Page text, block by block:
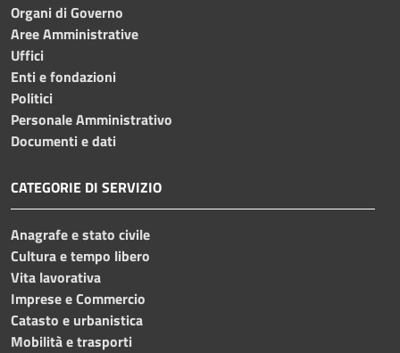
Organi di Governo
Aree Amministrative
Uffici
Enti e fondazioni
Politici
Personale Amministrativo
Documenti e dati
CATEGORIE DI SERVIZIO
Anagrafe e stato civile
Cultura e tempo libero
Vita lavorativa
Imprese e Commercio
Catasto e urbanistica
Mobilità e trasporti